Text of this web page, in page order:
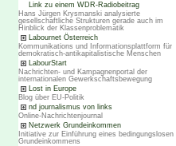
Link zu einem WDR-Radiobeitrag
Hans Jürgen Krysmanski analysierte
gesellschaftliche Strukturen gerade auch im
Hinblick der Klassenproblematik
Labournet Österreich
Kommunikations und Informationsplattform für
demokratisch-antikapitalistische Menschen
LabourStart
Nachrichten- und Kampagnenportal der
internationalen Gewerkschaftsbewegung
Lost in Europe
Blog über EU-Politik
nd journalismus von links
Online-Nachrichtenjournal
Netzwerk Grundeinkommen
Initiative zur Einführung eines bedingungslosen
Grundeinkommens